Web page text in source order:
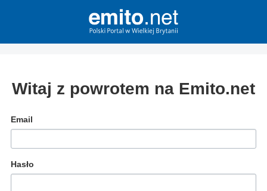
Witaj z powrotem na Emito.net
Email
Hasło